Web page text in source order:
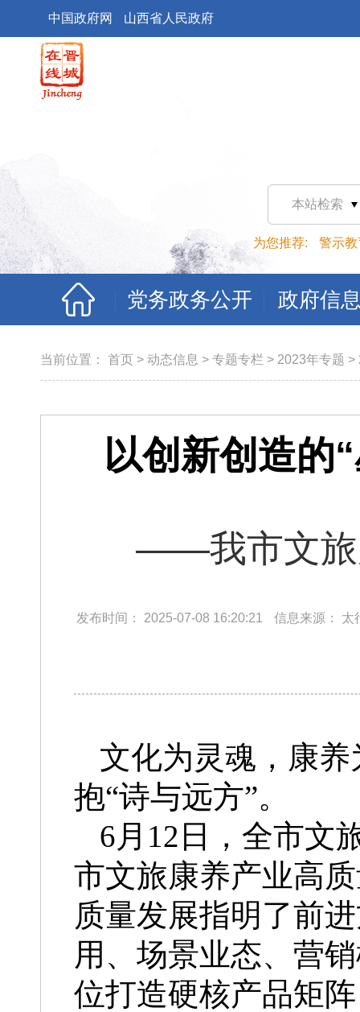
中国政府网 山西省人民政府
本站检索
为您推荐: 警示教
党务政务公开 政府信
当前位置： 首页 > 动态信息 > 专题专栏 > 2023年专题 >
以创新创造的
——我市文旅
发布时间： 2025-07-08 16:20:21 信息来源： 太
文化为灵魂，康
抱“诗与远方”。
6月12日，全市文
市文旅康养产业高
质量发展指明了前
用、场景业态、营
位打造硬核产品矩